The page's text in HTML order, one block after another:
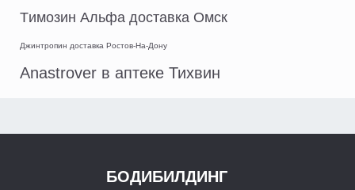
Tимозин Альфа доставка Омск
Джинтропин доставка Ростов-На-Дону
Anastrover в аптеке Тихвин
БОДИБИЛДИНГ